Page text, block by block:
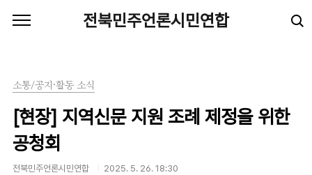
전북민주언론시민연합
소통/공지·활동 소식
[현장] 지역신문 지원 조례 제정을 위한
공청회
전북민주언론시민연합 2025. 5. 26. 18:30